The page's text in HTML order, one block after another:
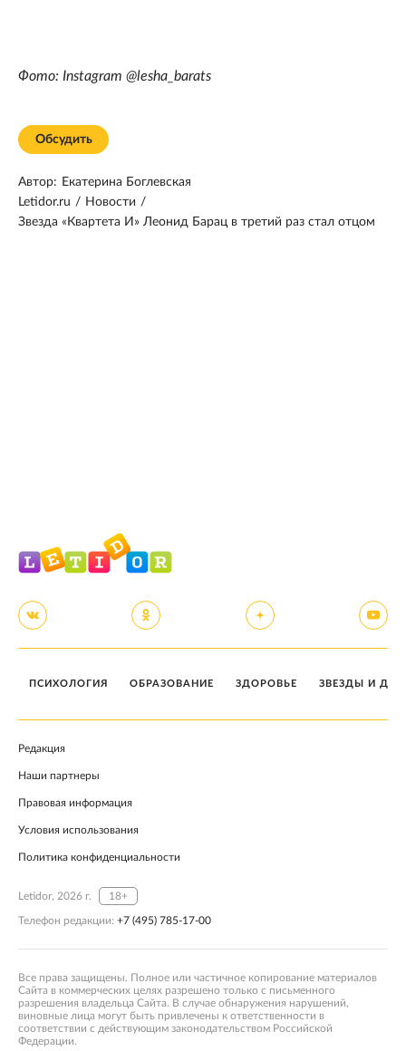
Фото: Instagram @lesha_barats
Обсудить
Автор: Екатерина Боглевская
Letidor.ru / Новости /
Звезда «Квартета И» Леонид Барац в третий раз стал отцом
ПСИХОЛОГИЯ ОБРАЗОВАНИЕ ЗДОРОВЬЕ ЗВЕЗДЫ И
Редакция
Наши партнеры
Правовая информация
Условия использования
Политика конфиденциальности
Letidor, 2026 г. 18+
Телефон редакции: +7 (495) 785-17-00
Все права защищены. Полное или частичное копирование материалов
Сайта в коммерческих целях разрешено только с письменного
разрешения владельца Сайта. В случае обнаружения нарушений,
виновные лица могут быть привлечены к ответственности в
соответствии с действующим законодательством Российской
Федерации.